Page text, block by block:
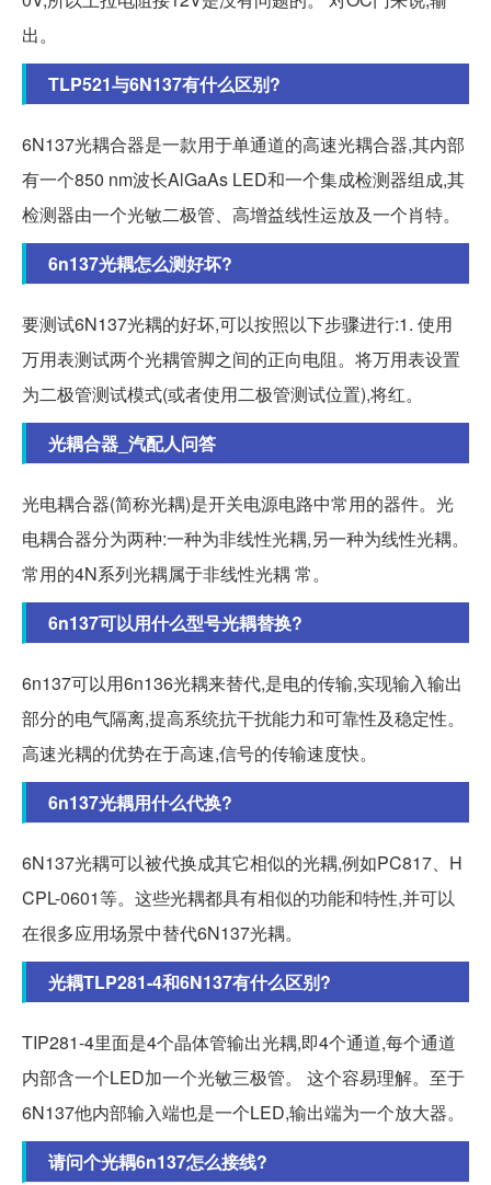
出。
TLP521与6N137有什么区别?
6N137光耦合器是一款用于单通道的高速光耦合器,其内部
有一个850 nm波长AlGaAs LED和一个集成检测器组成,其
检测器由一个光敏二极管、高增益线性运放及一个肖特。
6n137光耦怎么测好坏?
要测试6N137光耦的好坏,可以按照以下步骤进行:1. 使用
万用表测试两个光耦管脚之间的正向电阻。将万用表设置
为二极管测试模式(或者使用二极管测试位置),将红。
光耦合器_汽配人问答
光电耦合器(简称光耦)是开关电源电路中常用的器件。光
电耦合器分为两种:一种为非线性光耦,另一种为线性光耦。
常用的4N系列光耦属于非线性光耦 常。
6n137可以用什么型号光耦替换?
6n137可以用6n136光耦来替代,是电的传输,实现输入输出
部分的电气隔离,提高系统抗干扰能力和可靠性及稳定性。
高速光耦的优势在于高速,信号的传输速度快。
6n137光耦用什么代换?
6N137光耦可以被代换成其它相似的光耦,例如PC817、H
CPL-0601等。这些光耦都具有相似的功能和特性,并可以
在很多应用场景中替代6N137光耦。
光耦TLP281-4和6N137有什么区别?
TIP281-4里面是4个晶体管输出光耦,即4个通道,每个通道
内部含一个LED加一个光敏三极管。 这个容易理解。至于
6N137他内部输入端也是一个LED,输出端为一个放大器。
请问个光耦6n137怎么接线?